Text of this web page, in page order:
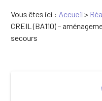
Vous êtes ici : Accueil >
CREIL (BA110) –
secours